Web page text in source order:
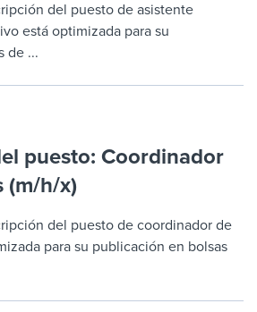
del puesto de asistente
está optimizada para su
de ...
puesto: Coordinador
(m/h/x)
del puesto de coordinador de
para su publicación en bolsas